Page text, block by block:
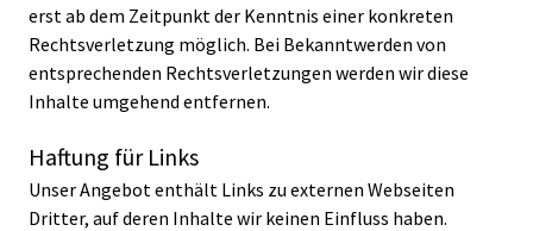
erst ab dem Zeitpunkt der Kenntnis einer konkreten
Rechtsverletzung möglich. Bei Bekanntwerden von
entsprechenden Rechtsverletzungen werden wir diese
Inhalte umgehend entfernen.
Haftung für Links
Unser Angebot enthält Links zu externen Webseiten
Dritter, auf deren Inhalte wir keinen Einfluss haben.